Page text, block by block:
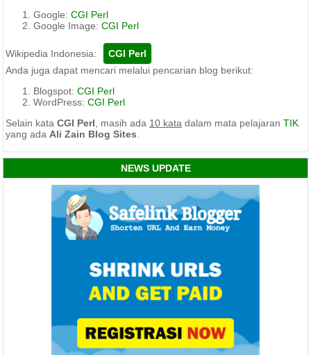
Google: CGI Perl
Google Image: CGI Perl
Wikipedia Indonesia:
Anda juga dapat mencari melalui pencarian blog berikut:
Blogspot: CGI Perl
WordPress: CGI Perl
Selain kata CGI Perl , masih ada 10 kata dalam mata pelajaran TIK
yang ada Ali Zain Blog Sites
NEWS UPDATE